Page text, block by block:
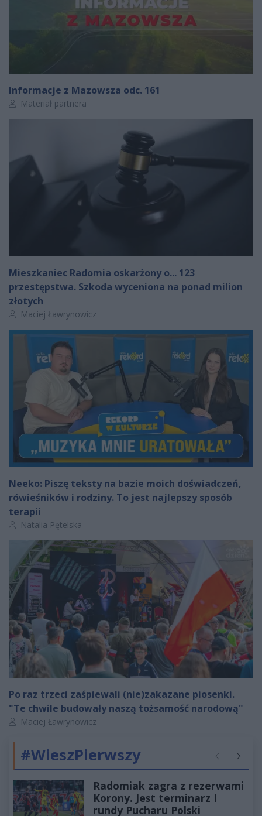
Informacje z Mazowsza odc. 161
Autor artykułu:
Materiał partnera
Mieszkaniec Radomia oskarżony o... 123
przestępstwa. Szkoda wyceniona na ponad milion
złotych
Autor artykułu:
Maciej Ławrynowicz
Neeko: Piszę teksty na bazie moich doświadczeń,
rówieśników i rodziny. To jest najlepszy sposób
terapii
Autor artykułu:
Natalia Pętelska
Po raz trzeci zaśpiewali (nie)zakazane piosenki.
"Te chwile budowały naszą tożsamość narodową"
Autor artykułu:
Maciej Ławrynowicz
#WieszPierwszy Poprzednie
Radomiak zagra z rezerwami
Korony. Jest terminarz I
rundy Pucharu Polski